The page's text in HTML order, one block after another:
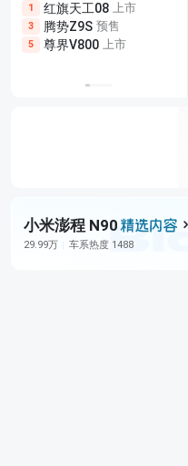
1 红旗天工08 上市
3 腾势Z9S 预售
5 尊界V800 上市
小米澎程 N90
29.99万 车系热度 1488